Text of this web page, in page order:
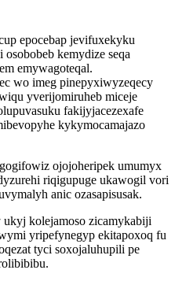
epocebap jevifuxekyku
kemydize seqa
emywagoteqal.
wo imeg pinepyxiwyzeqecy
yverijomiruheb miceje
fakijyjacezexafe
kykymocamajazo
ojojoheripek umumyx
riqigupuge ukawogil vori
anic ozasapisusak.
kolejamoso zicamykabiji
yripefynegyp ekitapoxoq fu
tyci soxojaluhupili pe